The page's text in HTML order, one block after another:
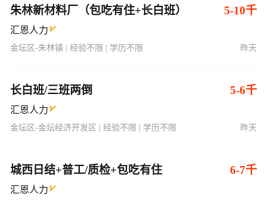
朱林新材料厂（包吃有住+长白班） 5-10千
汇恩人力
金坛区-朱林镇 | 经验不限 | 学历不限 昨天
长白班/三班两倒 5-6千
汇恩人力
金坛区-金坛经济开发区 | 经验不限 | 学历不限 昨天
城西日结+普工/质检+包吃有住 6-7千
汇恩人力